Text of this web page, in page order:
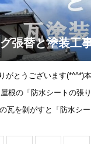
張替と塗装工
がとうございます(*^^*)
根の「防水シートの張
瓦を剝がすと「防水シ